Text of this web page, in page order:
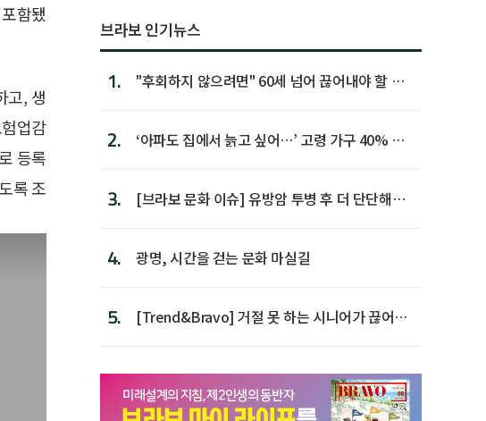
함됐
고, 생
업감
등록
록 조
브라보 인기뉴스
1.
"후회하지 않으려면" 60세 넘어 끊어내야 할 사
2.
‘아파도 집에서 늙고 싶어…’ 고령 가구 40% 노
3.
[브라보 문화 이슈] 유방암 투병 후 더 단단해진
4. 광명, 시간을 걷는 문화 마실길
5.
[Trend&Bravo] 거절 못 하는 시니어가 끊어야